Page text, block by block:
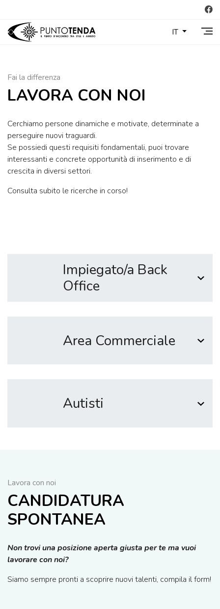
IT
Fai la differenza
LAVORA CON NOI
Cerchiamo persone dinamiche e motivate, determinate a
perseguire nuovi traguardi.
Se possiedi questi requisiti fondamentali, puoi trovare
interessanti e concrete opportunità di inserimento e di
crescita in diversi settori.
Consulta subito le ricerche in corso!
Impiegato/a Back
Office
Area Commerciale
Autisti
Lavora con noi
CANDIDATURA
SPONTANEA
Non trovi una posizione aperta giusta per te ma vuoi
lavorare con noi?
Siamo sempre pronti a scoprire nuovi talenti, compila il form!